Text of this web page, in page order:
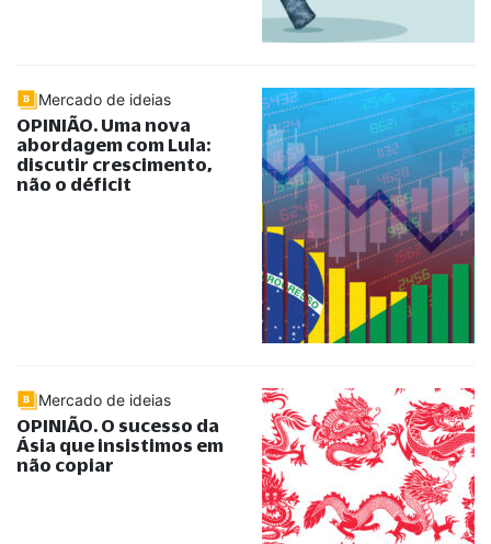
Mercado de ideias
OPINIÃO. Uma nova
abordagem com Lula:
discutir crescimento,
não o déficit
Mercado de ideias
OPINIÃO. O sucesso da
Ásia que insistimos em
não copiar